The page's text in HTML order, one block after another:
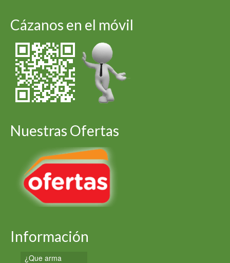
Cázanos en el móvil
Nuestras Ofertas
Información
¿Que arma